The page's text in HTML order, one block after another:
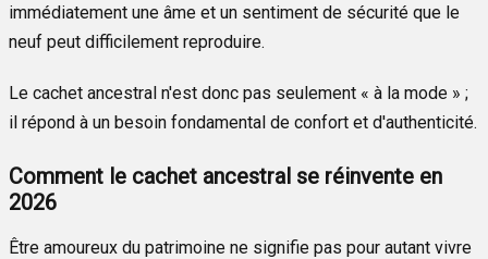
immédiatement une âme et un sentiment de sécurité que le
neuf peut difficilement reproduire.
Le cachet ancestral n'est donc pas seulement « à la mode » ;
il répond à un besoin fondamental de confort et d'authenticité.
Comment le cachet ancestral se réinvente en
2026
Être amoureux du patrimoine ne signifie pas pour autant vivre